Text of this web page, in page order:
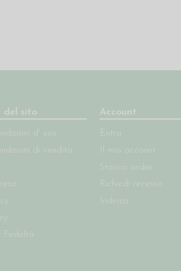
del sito
d' uso
di vendita
Fedeltà
Account
Entra
Il mio account
Storico ordini
Richiedi recesso
Indirizzi